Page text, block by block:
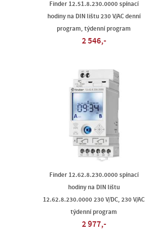
Finder 12.51.8.230.0000 spínací
hodiny na DIN lištu 230 V/AC denní
program, týdenní program
2 546,-
Finder 12.62.8.230.0000 spínací
hodiny na DIN lištu
12.62.8.230.0000 230 V/DC, 230 V/AC
týdenní program
2 977,-